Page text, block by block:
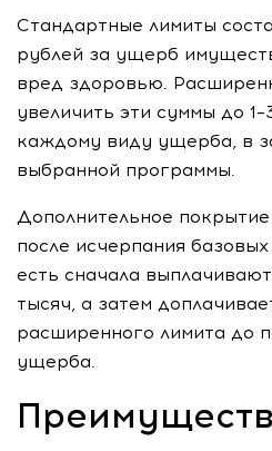
Стандартные лимиты
рублей за ущерб
вред здоровью.
увеличить эти суммы до
каждому виду ущерба, в
выбранной программы.
Дополнительное
после исчерпания
есть сначала
тысяч, а затем
расширенного лимита до
ущерба.